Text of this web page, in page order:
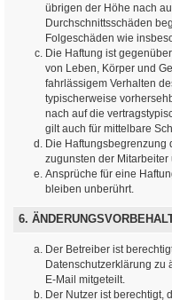
übrigen der Höhe nach
Durchschnittsschäden
Folgeschäden wie
Die Haftung ist
von Leben, Körper und
fahrlässigem Verhalten
typischerweise
nach auf die
gilt auch für mittelbare
Die Haftungsbegrenzung
zugunsten der
Ansprüche für eine
bleiben unberührt.
6.
Der Betreiber ist
Datenschutzerklärung zu
E-Mail mitgeteilt.
Der Nutzer ist berechtigt,